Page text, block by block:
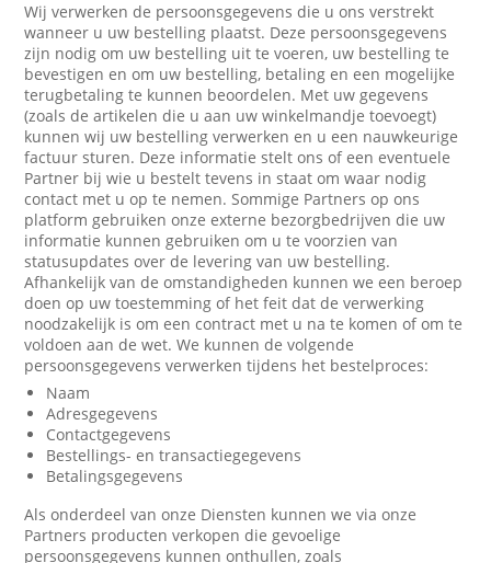
Wij verwerken de persoonsgegevens die u ons verstrekt
wanneer u uw bestelling plaatst. Deze persoonsgegevens
zijn nodig om uw bestelling uit te voeren, uw bestelling te
bevestigen en om uw bestelling, betaling en een mogelijke
terugbetaling te kunnen beoordelen. Met uw gegevens
(zoals de artikelen die u aan uw winkelmandje toevoegt)
kunnen wij uw bestelling verwerken en u een nauwkeurige
factuur sturen. Deze informatie stelt ons of een eventuele
Partner bij wie u bestelt tevens in staat om waar nodig
contact met u op te nemen. Sommige Partners op ons
platform gebruiken onze externe bezorgbedrijven die uw
informatie kunnen gebruiken om u te voorzien van
statusupdates over de levering van uw bestelling.
Afhankelijk van de omstandigheden kunnen we een beroep
doen op uw toestemming of het feit dat de verwerking
noodzakelijk is om een contract met u na te komen of om te
voldoen aan de wet. We kunnen de volgende
persoonsgegevens verwerken tijdens het bestelproces:
Naam
Adresgegevens
Contactgegevens
Bestellings- en transactiegegevens
Betalingsgegevens
Als onderdeel van onze Diensten kunnen we via onze
Partners producten verkopen die gevoelige
persoonsgegevens kunnen onthullen, zoals